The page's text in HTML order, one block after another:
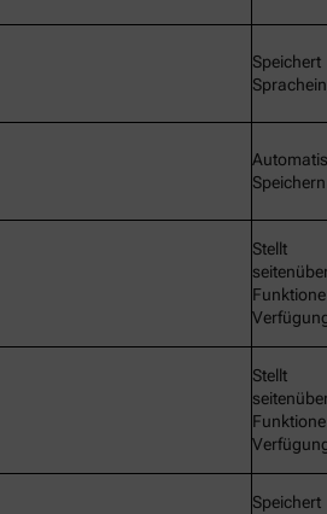
Speichert
Speichern
Stellt
Stellt
Speichert